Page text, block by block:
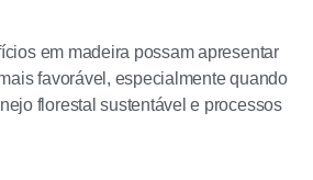
em madeira possam apresentar
favorável, especialmente quando
florestal sustentável e processos